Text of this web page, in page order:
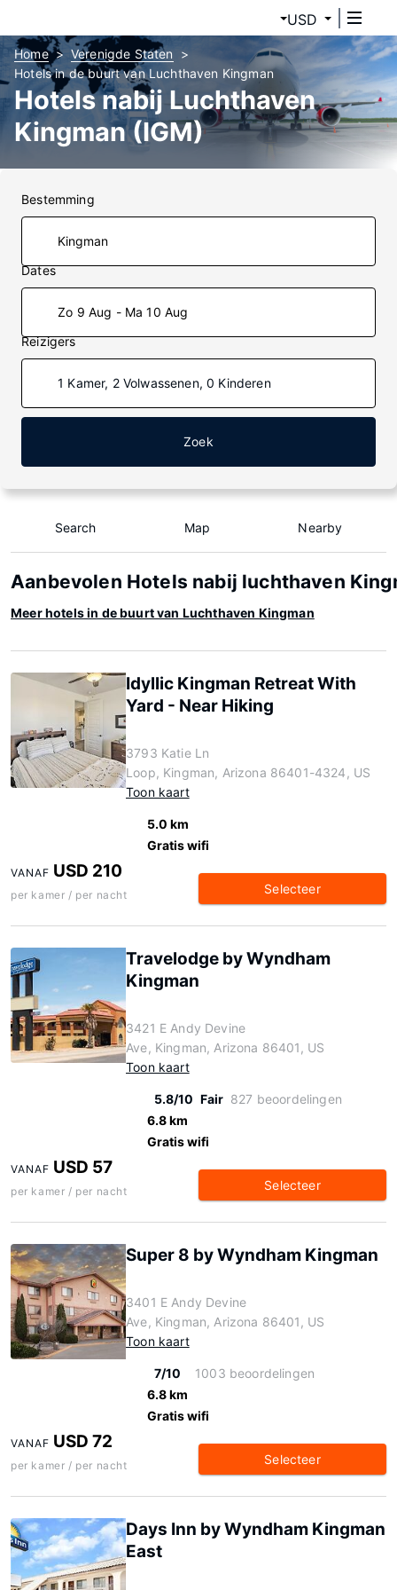
USD
Home
Verenigde Staten
Hotels in de buurt van Luchthaven Kingman
Hotels nabij Luchthaven
Kingman (IGM)
Bestemming
Dates
Zo 9 Aug - Ma 10 Aug
Reizigers
1 Kamer, 2 Volwassenen, 0 Kinderen
Zoek
Search Map Nearby
Aanbevolen Hotels nabij luchthaven
Meer hotels in de buurt van Luchthaven Kingman
Idyllic Kingman Retreat With
Yard - Near Hiking
3793 Katie Ln
Loop, Kingman, Arizona 86401-4324, US
Toon kaart
5.0 km
Gratis wifi
VANAF USD 210
per kamer / per nacht Selecteer
Travelodge by Wyndham
Kingman
3421 E Andy Devine
Ave, Kingman, Arizona 86401, US
Toon kaart
5.8/10 Fair 827 beoordelingen
6.8 km
Gratis wifi
VANAF USD 57
per kamer / per nacht Selecteer
Super 8 by Wyndham Kingman
3401 E Andy Devine
Ave, Kingman, Arizona 86401, US
Toon kaart
7/10
1003 beoordelingen
6.8 km
Gratis wifi
VANAF USD 72
per kamer / per nacht Selecteer
Days Inn by Wyndham Kingman
East